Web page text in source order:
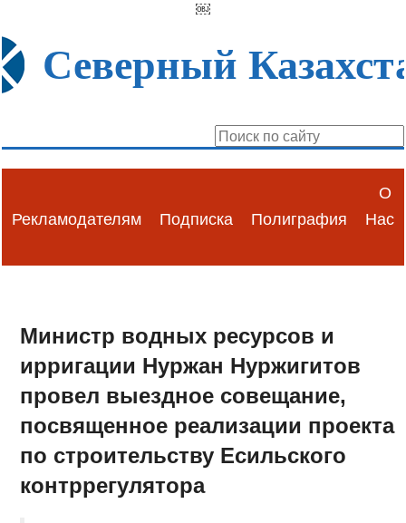
￼
Северный
Рекламодателям Подписка Полиграфия
О
Нас
Министр водных ресурсов и
ирригации Нуржан Нуржигитов
провел выездное совещание,
посвященное реализации проекта
по строительству Есильского
контррегулятора